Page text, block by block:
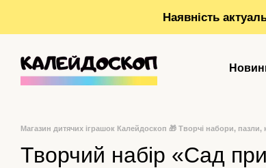
Наявність
Магазин дитячих іграшок Калейдоскоп 🎁 Творчі набори, пазли,
Творчий набір «Сад